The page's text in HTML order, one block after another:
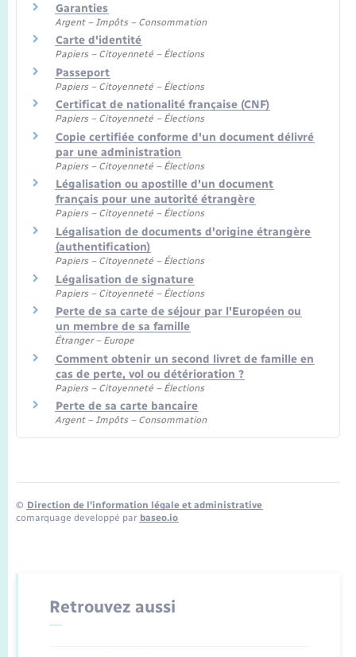
Garanties
Argent – Impôts – Consommation
Carte d'identité
Papiers – Citoyenneté – Élections
Passeport
Papiers – Citoyenneté – Élections
Certificat de nationalité française (CNF)
Papiers – Citoyenneté – Élections
Copie certifiée conforme d'un document délivré
par une administration
Papiers – Citoyenneté – Élections
Légalisation ou apostille d'un document
français pour une autorité étrangère
Papiers – Citoyenneté – Élections
Légalisation de documents d'origine étrangère
(authentification)
Papiers – Citoyenneté – Élections
Légalisation de signature
Papiers – Citoyenneté – Élections
Perte de sa carte de séjour par l'Européen ou
un membre de sa famille
Étranger – Europe
Comment obtenir un second livret de famille en
cas de perte, vol ou détérioration ?
Papiers – Citoyenneté – Élections
Perte de sa carte bancaire
Argent – Impôts – Consommation
© Direction de l’information légale et administrative
comarquage developpé par baseo.io
Retrouvez aussi